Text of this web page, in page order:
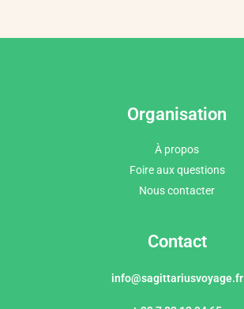
Organisation
À propos
Foire aux questions
Nous contacter
Contact
info@sagittariusvoyage.fr